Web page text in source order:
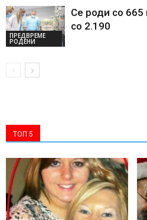
ПРЕДВРЕМЕ
РОДЕНИ
Се роди со 665
со 2.190
ТОП 5